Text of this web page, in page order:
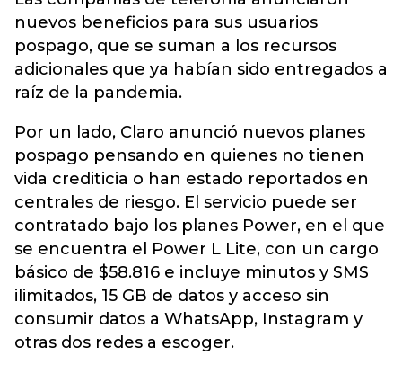
nuevos beneficios para sus usuarios
pospago, que se suman a los recursos
adicionales que ya habían sido entregados a
raíz de la pandemia.
Por un lado, Claro anunció nuevos planes
pospago pensando en quienes no tienen
vida crediticia o han estado reportados en
centrales de riesgo. El servicio puede ser
contratado bajo los planes Power, en el que
se encuentra el Power L Lite, con un cargo
básico de $58.816 e incluye minutos y SMS
ilimitados, 15 GB de datos y acceso sin
consumir datos a WhatsApp, Instagram y
otras dos redes a escoger.